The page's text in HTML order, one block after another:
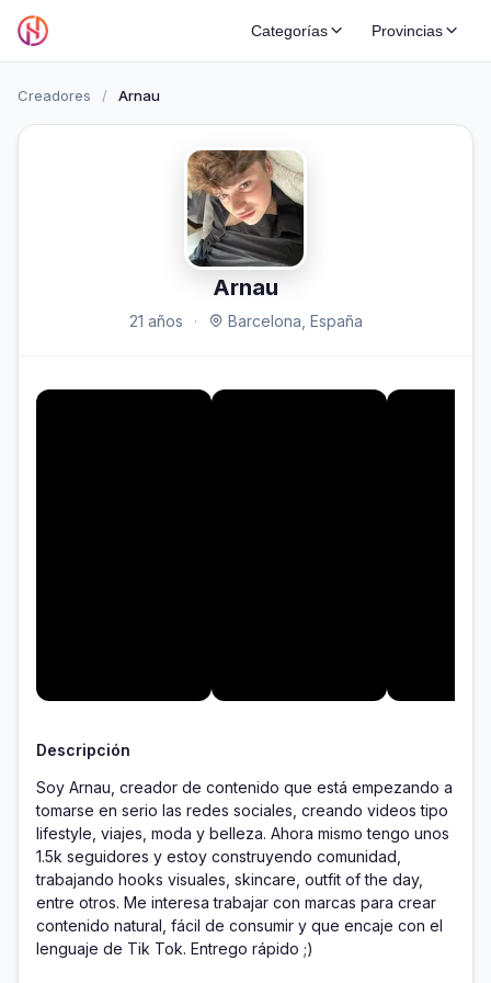
Categorías Provincias
Creadores / Arnau
Arnau
21 años · Barcelona, España
Descripción
Soy Arnau, creador de contenido que está empezando a
tomarse en serio las redes sociales, creando videos tipo
lifestyle, viajes, moda y belleza. Ahora mismo tengo unos
1.5k seguidores y estoy construyendo comunidad,
trabajando hooks visuales, skincare, outfit of the day,
entre otros. Me interesa trabajar con marcas para crear
contenido natural, fácil de consumir y que encaje con el
lenguaje de Tik Tok. Entrego rápido ;)